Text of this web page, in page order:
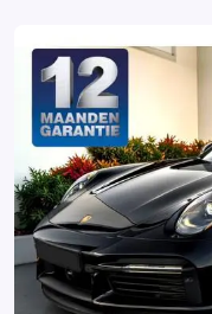
+ PDLS PLUS +
TARGET BLU
INCH